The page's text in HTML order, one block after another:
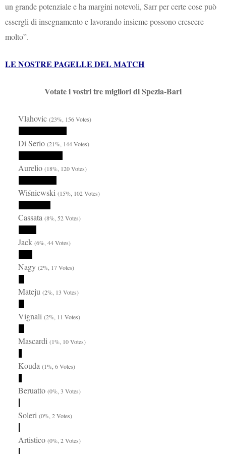
un grande potenziale e ha margini notevoli, Sarr per certe cose può
essergli di insegnamento e lavorando insieme possono crescere
molto”.
LE NOSTRE PAGELLE DEL MATCH
Votate i vostri tre migliori di Spezia-Bari
Vlahovic(23%, 156 Votes)
Di Serio(21%, 144 Votes)
Aurelio(18%, 120 Votes)
Wiśniewski(15%, 102 Votes)
Cassata(8%, 52 Votes)
Jack(6%, 44 Votes)
Nagy(2%, 17 Votes)
Mateju(2%, 13 Votes)
Vignali(2%, 11 Votes)
Mascardi(1%, 10 Votes)
Kouda(1%, 6 Votes)
Beruatto(0%, 3 Votes)
Soleri(0%, 2 Votes)
Artistico(0%, 2 Votes)